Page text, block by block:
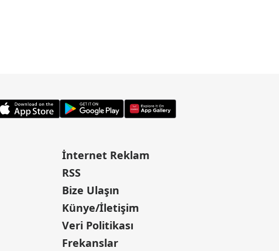
İnternet Reklam
RSS
Bize Ulaşın
Künye/İletişim
Veri Politikası
Frekanslar